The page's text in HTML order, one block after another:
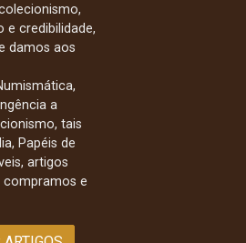
e credibilidade,
damos aos
a
tais
Papéis de
artigos
compramos e